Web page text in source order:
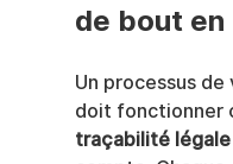
de bout
Un processus
doit fonctionner
traçabilité légale